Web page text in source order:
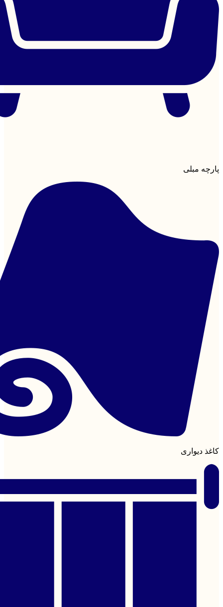
پارچه مبلی
کاغذ دیواری